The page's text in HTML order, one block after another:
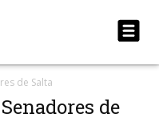
de Salta
de